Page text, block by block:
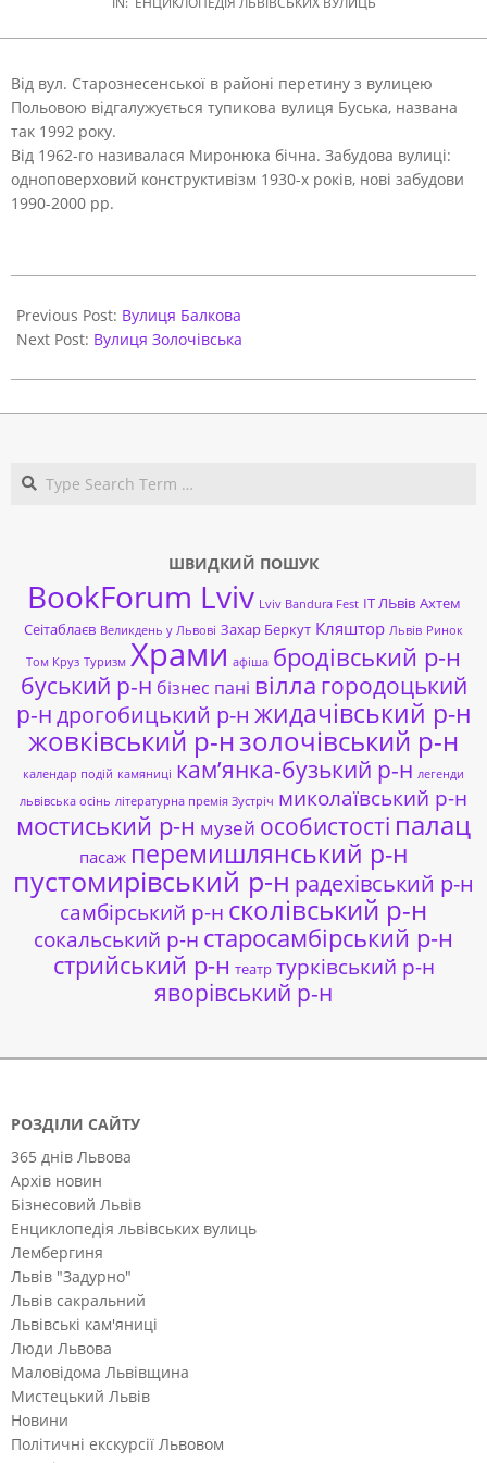
Від вул. Старознесенської в районі перетину з вулицею
Польовою відгалужується тупикова вулиця Буська, названа
так 1992 року.
Від 1962-го називалася Миронюка бічна. Забудова вулиці:
одноповерховий конструктивізм 1930-х років, нові забудови
1990-2000 рр.
05-
31
Previous Post: Вулиця Балкова
Next Post: Вулиця Золочівська
ШВИДКИЙ ПОШУК
BookForum Lviv Lviv Bandura Fest ІТ ЛЬвів Ахтем
Сеітаблаєв Великдень у Львові Захар Беркут Кляштор Львів Ринок
Том Круз Туризм Храми афіша бродівський р-н
буський р-н бізнес пані вілла городоцький
р-ндрогобицький р-н жидачівський р-н
жовківський р-нзолочівський р-н
календар подій камяниці кам’янка-бузький р-н легенди
львівська осінь літературна премія Зустріч миколаївський р-н
мостиський р-н музей особистості палац
пасаж перемишлянський р-н
пустомирівський р-н радехівський р-н
самбірський р-н сколівський р-н
сокальський р-н старосамбірський р-н
стрийський р-н театр турківський р-н
яворівський р-н
РОЗДІЛИ САЙТУ
365 днів Львова
Архів новин
Бізнесовий Львів
Енциклопедія львівських вулиць
Лембергиня
Львів "Задурно"
Львів сакральний
Львівські кам'яниці
Люди Львова
Маловідома Львівщина
Мистецький Львів
Новини
Політичні екскурсії Львовом